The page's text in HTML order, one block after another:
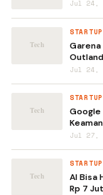
Jul 24,
STARTUP
Jul 24,
STARTUP
Google
Jul 27,
STARTUP
AI Bisa
Rp 7